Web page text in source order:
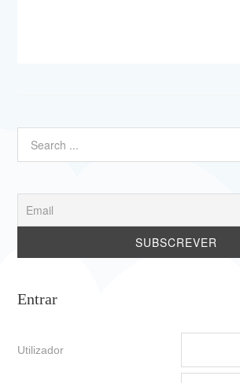
Entrar
Utilizador